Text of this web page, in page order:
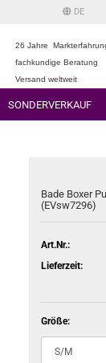
DE
26 Jahre Markterfahrung
fachkundige Beratung
Versand weltweit
SONDERVERKAUF
Bade Boxer
(EVsw7296)
Art.Nr.:
Lieferzeit:
Größe: